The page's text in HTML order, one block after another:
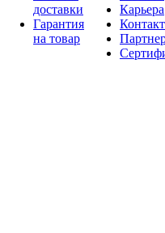
доставки
Гарантия
на товар
Карьера